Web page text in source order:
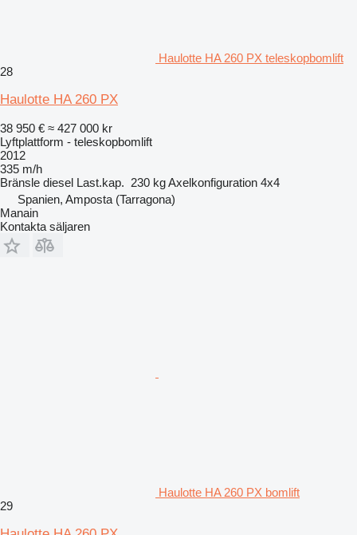
Haulotte HA 260 PX teleskopbomlift
28
Haulotte HA 260 PX
38 950 € ≈ 427 000 kr
Lyftplattform - teleskopbomlift
2012
335 m/h
Bränsle diesel Last.kap. 230 kgAxelkonfiguration 4x4
Spanien, Amposta (Tarragona)
Manain
Kontakta säljaren
Haulotte HA 260 PX bomlift
29